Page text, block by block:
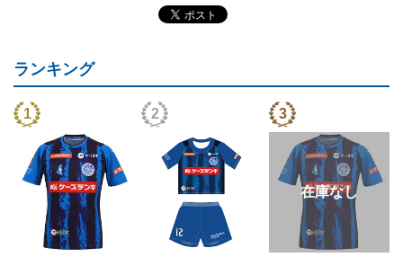
ランキング